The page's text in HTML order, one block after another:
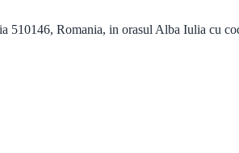
Romania, in orasul Alba Iulia cu